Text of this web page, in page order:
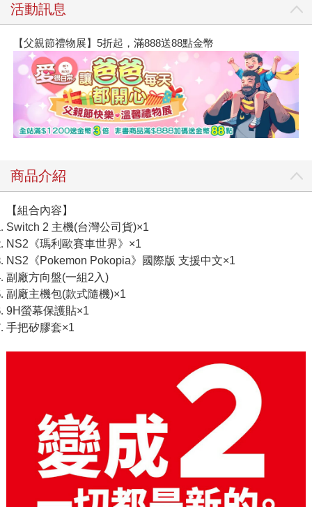
活動訊息
【父親節禮物展】5折起，滿888送88點金幣
商品介紹
【組合內容】
Switch 2 主機(台灣公司貨)×1
NS2《瑪利歐賽車世界》×1
NS2《Pokemon Pokopia》國際版 支援中文×1
副廠方向盤(一組2入)
副廠主機包(款式隨機)×1
9H螢幕保護貼×1
手把矽膠套×1